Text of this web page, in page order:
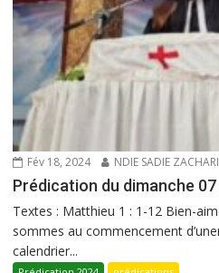
Fév 18, 2024 NDIE SADIE
Prédication du dimanche
Textes : Matthieu 1 : 1-12 Bien-
sommes au commencement
calendrier...